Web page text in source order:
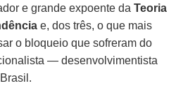
e grande expoente daTeoria
e, dos três, o que mais
o bloqueio que sofreram do
— desenvolvimentista